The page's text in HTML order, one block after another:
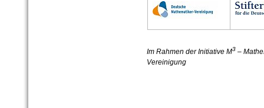
Im Rahmen der Initiative M3 –
Vereinigung